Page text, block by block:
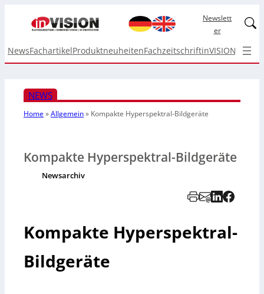
Newslett
er
NewsFachartikelProduktneuheitenFachzeitschriftinVISION Top
NEWS
Home»Allgemein» Kompakte Hyperspektral-Bildgeräte
Kompakte Hyperspektral-Bildgeräte
Newsarchiv
Kompakte Hyperspektral-
Bildgeräte